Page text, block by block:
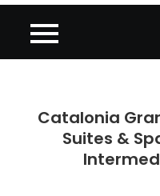
Catalonia
Suites &